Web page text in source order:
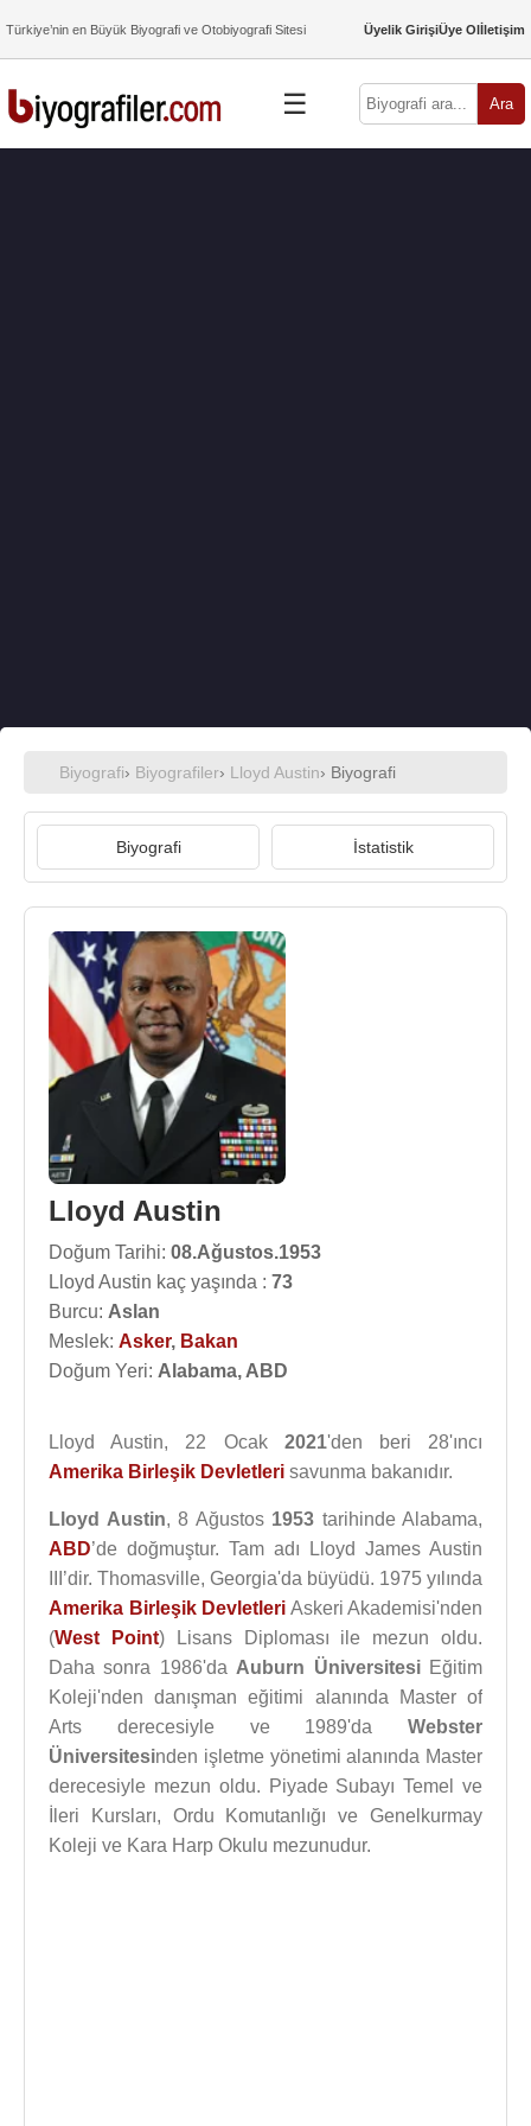
Türkiye’nin en Büyük Biyografi ve Otobiyografi Sitesi Üyelik GirişiÜye Olİletişim
☰ Ara
Biyografi› Biyografiler› Lloyd Austin› Biyografi
Biyografi İstatistik
Lloyd Austin
Doğum Tarihi: 08.Ağustos.1953
Lloyd Austin kaç yaşında : 73
Burcu: Aslan
Meslek: Asker, Bakan
Doğum Yeri: Alabama, ABD
Lloyd Austin, 22 Ocak 2021'den beri 28'ıncı
Amerika Birleşik Devletleri savunma bakanıdır.
Lloyd Austin, 8 Ağustos 1953 tarihinde Alabama,
ABD’de doğmuştur. Tam adı Lloyd James Austin
III’dir. Thomasville, Georgia'da büyüdü. 1975 yılında
Amerika Birleşik Devletleri Askeri Akademisi'nden
(West Point) Lisans Diploması ile mezun oldu.
Daha sonra 1986'da Auburn ÜniversitesiEğitim
Koleji'nden danışman eğitimi alanında Master of
Arts derecesiyle ve 1989'da Webster
Üniversitesinden işletme yönetimi alanında Master
derecesiyle mezun oldu. Piyade Subayı Temel ve
İleri Kursları, Ordu Komutanlığı ve Genelkurmay
Koleji ve Kara Harp Okulu mezunudur.